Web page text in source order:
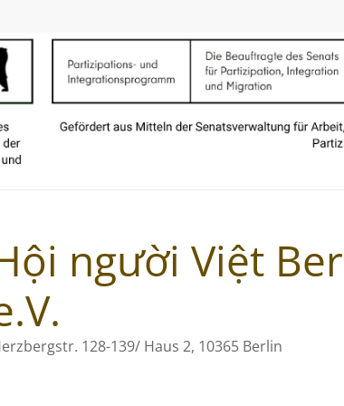
người Việt
128-139/ Haus 2, 10365 Berlin